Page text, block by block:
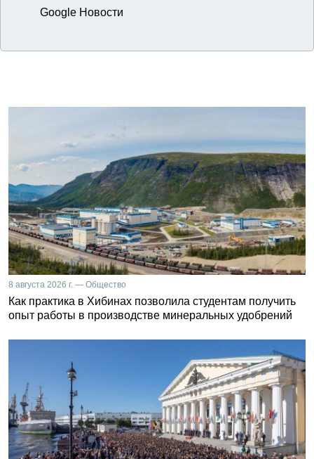
Google Новости
8 августа 2026 г. — Общество
Как практика в Хибинах позволила студентам получить
опыт работы в производстве минеральных удобрений